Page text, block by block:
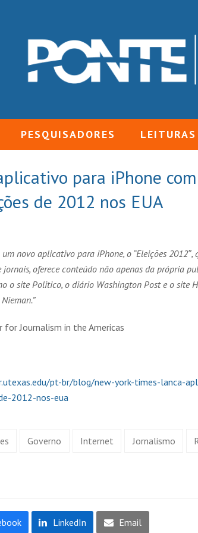
PESQUISADORES LEITURAS
para iPhone
de 2012 nos EUA
um novo aplicativo para iPhone, o “Eleições 2012″,
oferece conteúdo não apenas da própria
o site Politico, o diário Washington Post e o site
Journalism in the Americas
pt-br/blog/new-york-times-lanca-
2012-nos-eua
Governo Internet Jornalismo
LinkedIn Email